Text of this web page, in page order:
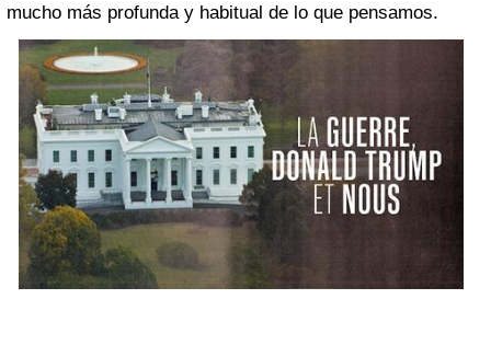
mucho más profunda y habitual de lo que pensamos.